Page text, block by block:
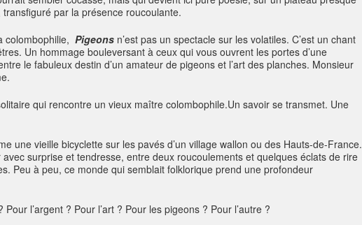
par la présence roucoulante.
colombophilie, Pigeons n’est pas un spectacle sur les volatiles. C’est un chant
Un hommage bouleversant à ceux qui vous ouvrent les portes d’une
le fabuleux destin d’un amateur de pigeons et l’art des planches. Monsieur
qui rencontre un vieux maître colombophile.Un savoir se transmet. Une
une vieille bicyclette sur les pavés d’un village wallon ou des Hauts-de-France.
surprise et tendresse, entre deux roucoulements et quelques éclats de rire
Peu à peu, ce monde qui semblait folklorique prend une profondeur
l’argent ? Pour l’art ? Pour les pigeons ? Pour l’autre ?